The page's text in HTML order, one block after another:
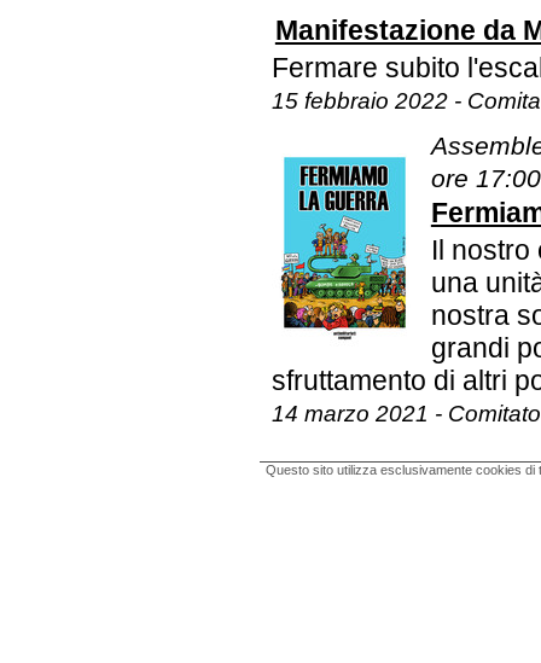
Manifestazione da
Fermare subito
15 febbraio 2022 -
ore 17:00
Il nostro
una
nostra
grandi
sfruttamento di altri
14 marzo 2021 -
Questo sito utilizza esclusivamente cookies